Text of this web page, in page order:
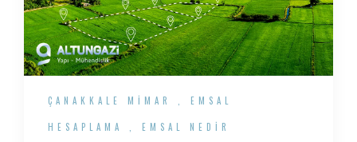
ÇANAKKALE MIMAR , EMSAL
HESAPLAMA , EMSAL NEDIR